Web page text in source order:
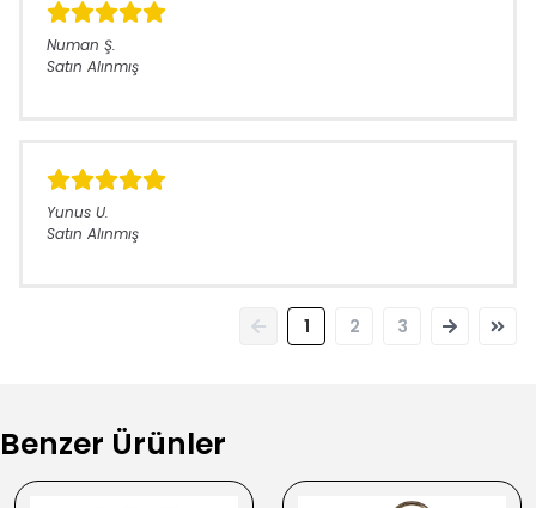
Numan Ş.
Satın Alınmış
Yunus U.
Satın Alınmış
1 2 3
Benzer Ürünler